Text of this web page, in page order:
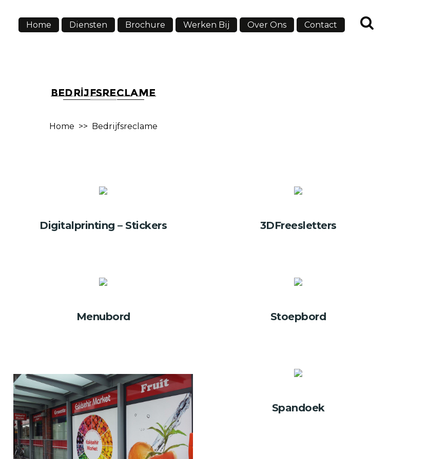
Home Diensten Brochure Werken Bij Over Ons Contact
BEDRIJFSRECLAME
Home >> Bedrijfsreclame
Digitalprinting – Stickers 3DFreesletters
Menubord Stoepbord
Spandoek